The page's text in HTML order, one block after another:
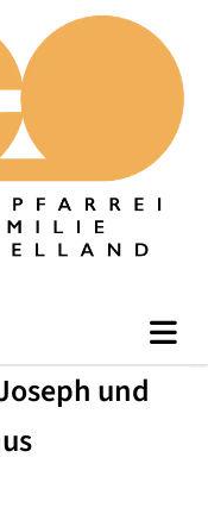
und